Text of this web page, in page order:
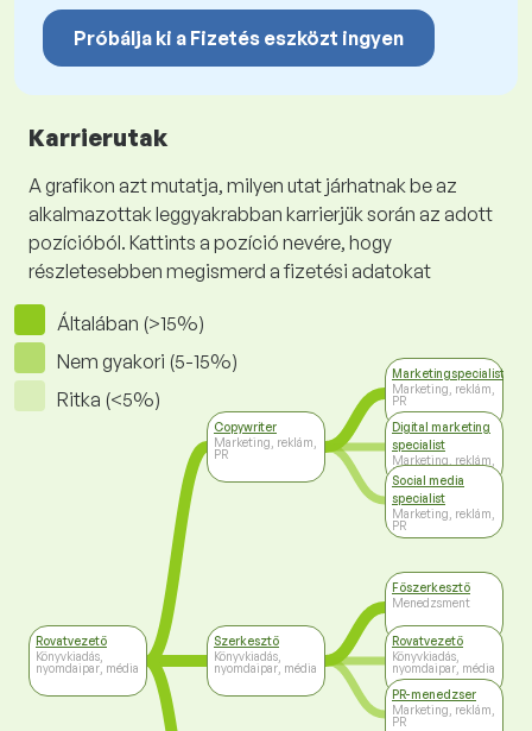
Próbálja ki a Fizetés eszközt ingyen
Karrierutak
A grafikon azt mutatja, milyen utat járhatnak be az
alkalmazottak leggyakrabban karrierjük során az adott
pozícióból. Kattints a pozíció nevére, hogy
részletesebben megismerd a fizetési adatokat
Általában (>15%)
Nem gyakori (5-15%)
Ritka (<5%)
Rovatvezető
Könyvkiadás,
nyomdaipar, média
Copywriter
Marketing, reklám,
PR
Szerkesztő
Könyvkiadás,
nyomdaipar, média
Marketingspecialista
Marketing, reklám,
PR
Digital marketing
specialist
Marketing, reklám,
PR
Social media
specialist
Marketing, reklám,
PR
Főszerkesztő
Menedzsment
Rovatvezető
Könyvkiadás,
nyomdaipar, média
PR-menedzser
Marketing, reklám,
PR